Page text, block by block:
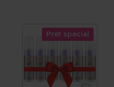
Performance fixativ
Pret special